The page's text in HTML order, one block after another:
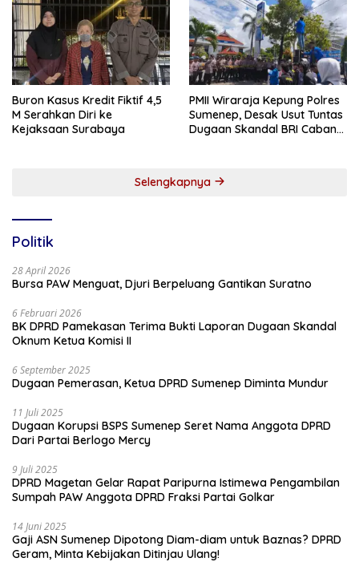
Buron Kasus Kredit Fiktif 4,5
M Serahkan Diri ke
Kejaksaan Surabaya
PMII Wiraraja Kepung Polres
Sumenep, Desak Usut Tuntas
Dugaan Skandal BRI Cabang
Selengkapnya
Politik
28 April 2026
Bursa PAW Menguat, Djuri Berpeluang Gantikan Suratno
6 Februari 2026
BK DPRD Pamekasan Terima Bukti Laporan Dugaan Skandal
Oknum Ketua Komisi II
6 September 2025
Dugaan Pemerasan, Ketua DPRD Sumenep Diminta Mundur
11 Juli 2025
Dugaan Korupsi BSPS Sumenep Seret Nama Anggota DPRD
Dari Partai Berlogo Mercy
9 Juli 2025
DPRD Magetan Gelar Rapat Paripurna Istimewa Pengambilan
Sumpah PAW Anggota DPRD Fraksi Partai Golkar
14 Juni 2025
Gaji ASN Sumenep Dipotong Diam-diam untuk Baznas? DPRD
Geram, Minta Kebijakan Ditinjau Ulang!